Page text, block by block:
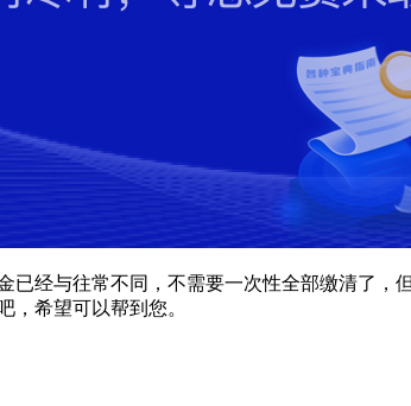
已经与往常不同，不需要一次性全部缴清了，
，希望可以帮到您。